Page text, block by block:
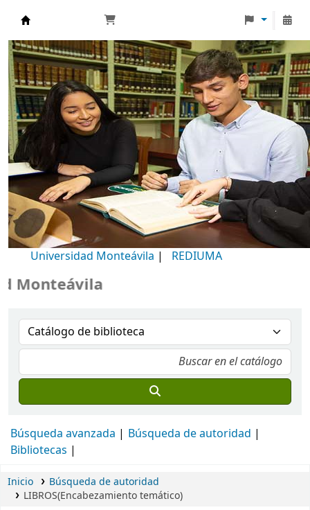
Biblioteca Universidad Monteávila
Universidad Monteávila | REDIUMA
Búsqueda avanzada
Búsqueda de autoridad
Bibliotecas
Inicio
Búsqueda de autoridad
LIBROS(Encabezamiento temático)